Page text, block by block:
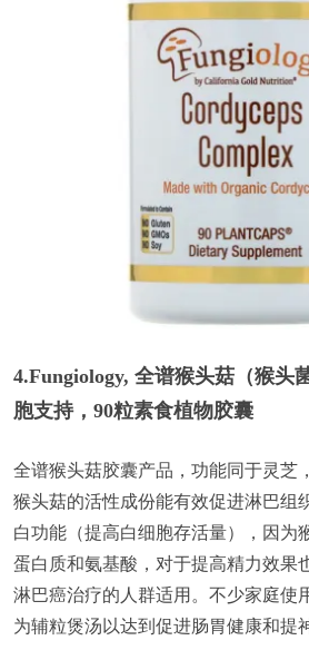
4.Fungiology, 全谱猴头菇（猴头
胞支持，90粒素食植物胶囊
全谱猴头菇胶囊产品，功能同于灵芝
猴头菇的活性成份能有效促进淋巴组
白功能（提高白细胞存活量），因为
蛋白质和氨基酸，对于提高精力效果
淋巴癌治疗的人群适用。不少家庭使
为辅粒煲汤以达到促进肠胃健康和提